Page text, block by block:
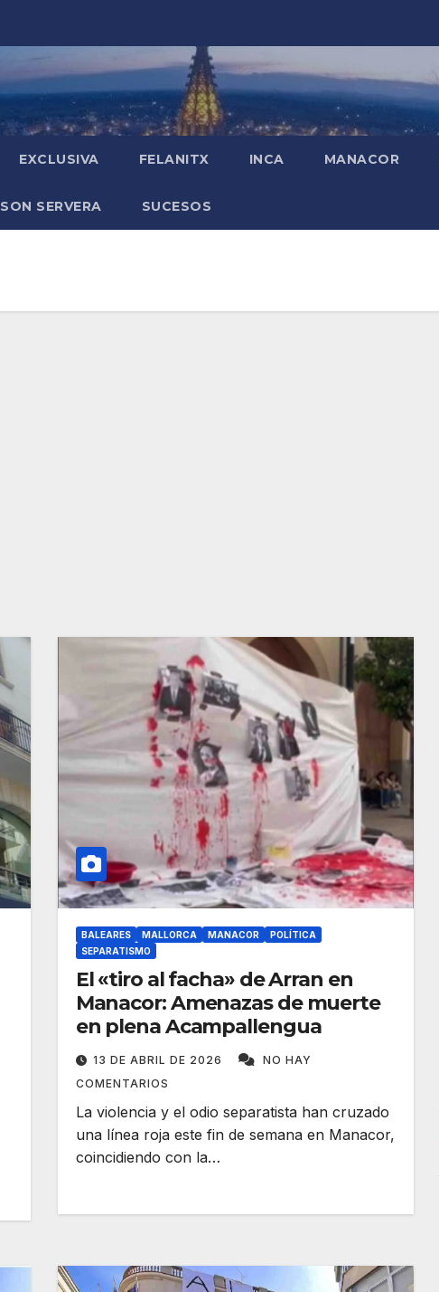
EXCLUSIVA FELANITX INCA MANACOR
SON SERVERA SUCESOS
BALEARES MALLORCA MANACOR
POLÍTICA
SEPARATISMO
El «tiro al facha» de Arran en
Manacor: Amenazas de muerte
en plena Acampallengua
13 DE ABRIL DE 2026
NO HAY
COMENTARIOS
La violencia y el odio separatista han cruzado
una línea roja este fin de semana en Manacor,
coincidiendo con la…